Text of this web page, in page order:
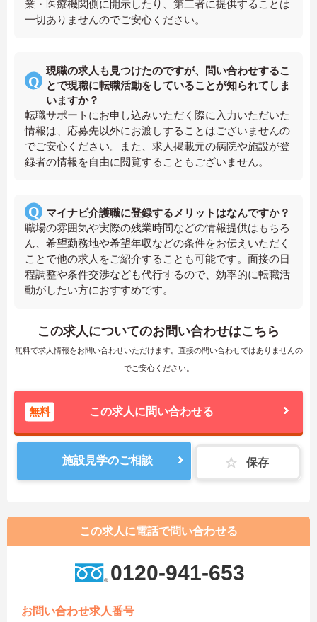
業・医療機関側に開示したり、第三者に提供することは
一切ありませんのでご安心ください。
現職の求人も見つけたのですが、問い合わせするこ
とで現職に転職活動をしていることが知られてしま
いますか？
転職サポートにお申し込みいただく際に入力いただいた
情報は、応募先以外にお渡しすることはございませんの
でご安心ください。また、求人掲載元の病院や施設が登
録者の情報を自由に閲覧することもございません。
マイナビ介護職に登録するメリットはなんですか？
職場の雰囲気や実際の残業時間などの情報提供はもちろ
ん、希望勤務地や希望年収などの条件をお伝えいただく
ことで他の求人をご紹介することも可能です。面接の日
程調整や条件交渉なども代行するので、効率的に転職活
動がしたい方におすすめです。
この求人についてのお問い合わせはこちら
無料で求人情報をお問い合わせいただけます。直接の問い合わせではありませんの
でご安心ください。
無料 この求人に問い合わせる
施設見学のご相談 保存
この求人に電話で問い合わせる
0120-941-653
お問い合わせ求人番号